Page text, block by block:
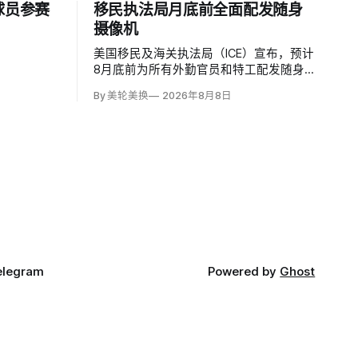
员参赛
移民执法局月底前全面配发随身
摄像机
美国移民及海关执法局（ICE）宣布，预计
8月底前为所有外勤官员和特工配发随身
移民执法现场；但公众能否看到录像，仍
By 美轮美换 2026年8月8日
Powered by Ghost